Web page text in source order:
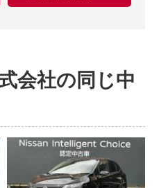
会社の同じ中